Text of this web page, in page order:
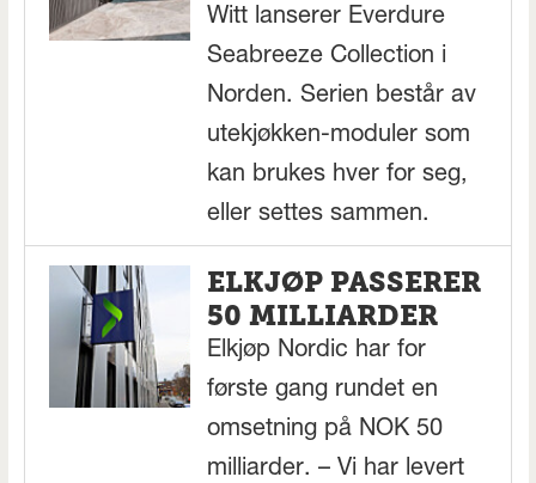
Witt lanserer Everdure
Seabreeze Collection i
Norden. Serien består av
utekjøkken-moduler som
kan brukes hver for seg,
eller settes sammen.
ELKJØP PASSERER
50 MILLIARDER
Elkjøp Nordic har for
første gang rundet en
omsetning på NOK 50
milliarder. – Vi har levert